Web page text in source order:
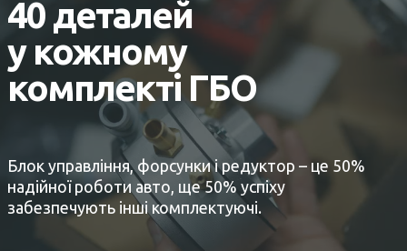
40 деталей
у кожному
комплекті ГБО
Блок управління, форсунки і редуктор – це 50%
надійної роботи авто, ще 50% успіху
забезпечують інші комплектуючі.